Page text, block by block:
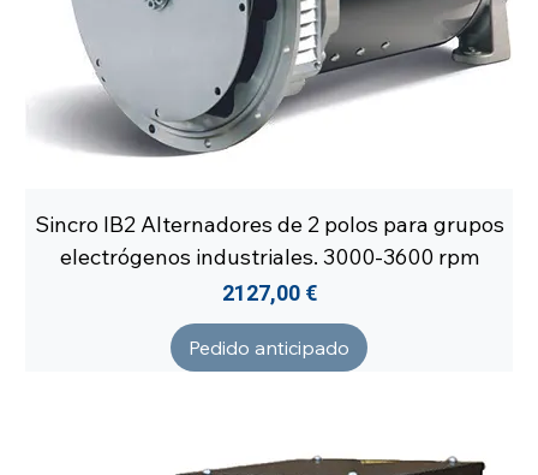
Sincro IB2 Alternadores de 2 polos para grupos
electrógenos industriales. 3000-3600 rpm
Precio
2127,00 €
Pedido anticipado